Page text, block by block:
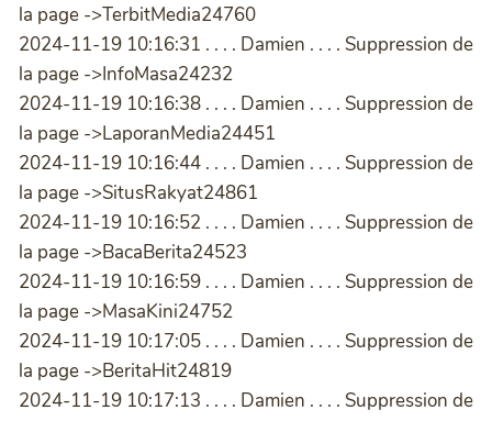
la page ->TerbitMedia24760
2024-11-19 10:16:31 . . . . Damien . . . . Suppression de
la page ->InfoMasa24232
2024-11-19 10:16:38 . . . . Damien . . . . Suppression de
la page ->LaporanMedia24451
2024-11-19 10:16:44 . . . . Damien . . . . Suppression de
la page ->SitusRakyat24861
2024-11-19 10:16:52 . . . . Damien . . . . Suppression de
la page ->BacaBerita24523
2024-11-19 10:16:59 . . . . Damien . . . . Suppression de
la page ->MasaKini24752
2024-11-19 10:17:05 . . . . Damien . . . . Suppression de
la page ->BeritaHit24819
2024-11-19 10:17:13 . . . . Damien . . . . Suppression de